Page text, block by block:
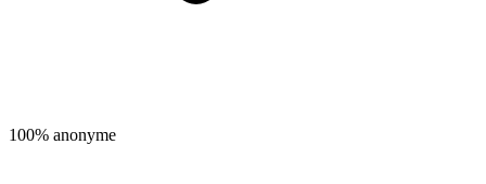
100% anonyme